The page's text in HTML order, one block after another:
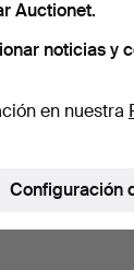
Auctionet.
noticias y
en nuestra
Configuración